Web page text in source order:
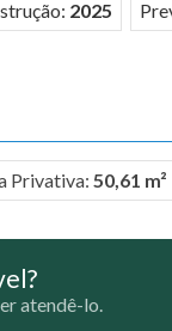
2025
Privativa: 50,61 m²
atendê-lo.